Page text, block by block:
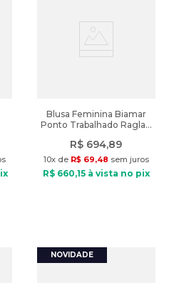
Blusa Feminina Biamar
Ponto Trabalhado Raglan
R$ 694,89
10x de R$ 69,48 sem juros
R$ 660,15à vista no pix